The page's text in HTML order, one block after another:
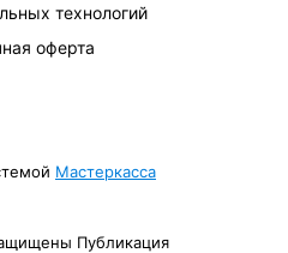
технологий
оферта
Мастеркасса
Публикация